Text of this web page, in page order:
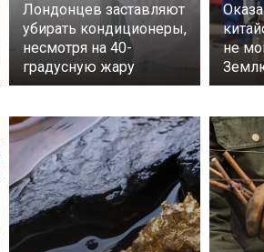
Лондонцев заставляют
убирать кондиционеры,
несмотря на 40-
градусную жару
не